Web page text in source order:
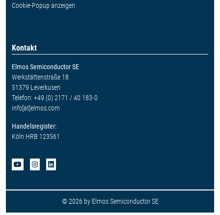
Cookie-Popup anzeigen
Kontakt
Elmos Semiconductor SE
Werkstättenstraße 18
51379 Leverkusen
Telefon: +49 (0) 2171 / 40 183-0
info[at]elmos.com
Handelsregister:
Köln HRB 123561
© 2026 by Elmos Semiconductor SE